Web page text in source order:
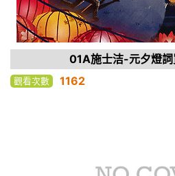
01A施士洁-元夕燈
觀看次數 1162